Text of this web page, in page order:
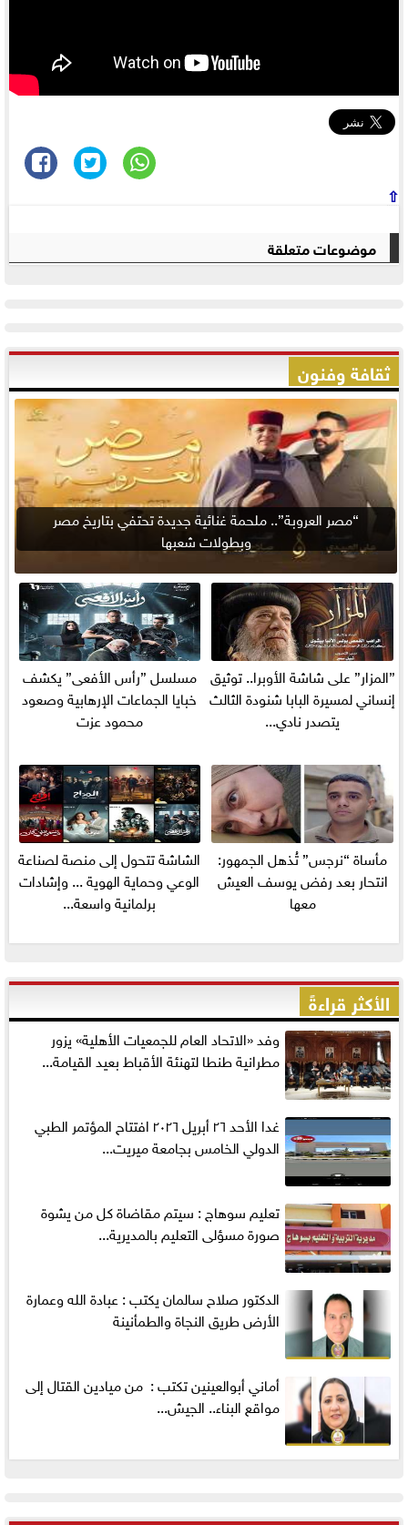
⇧
موضوعات متعلقة
ثقافة وفنون
“مصر العروبة”.. ملحمة غنائية جديدة تحتفي بتاريخ مصر
وبطولات شعبها
”المزار” على شاشة الأوبرا.. توثيق
إنساني لمسيرة البابا شنودة الثالث
يتصدر نادي...
مسلسل ”رأس الأفعى” يكشف
خبايا الجماعات الإرهابية وصعود
محمود عزت
مأساة “نرجس” تُذهل الجمهور:
انتحار بعد رفض يوسف العيش
معها
الشاشة تتحول إلى منصة لصناعة
الوعي وحماية الهوية ... وإشادات
برلمانية واسعة...
الأكثر قراءةً
وفد «الاتحاد العام للجمعيات الأهلية» يزور
مطرانية طنطا لتهنئة الأقباط بعيد القيامة...
غدا الأحد ٢٦ أبريل ٢٠٢٦ افتتاح المؤتمر الطبي
الدولي الخامس بجامعة ميريت...
تعليم سوهاج : سيتم مقاضاة كل من يشوة
صورة مسؤلى التعليم بالمديرية...
الدكتور صلاح سالمان يكتب : عبادة الله وعمارة
الأرض طريق النجاة والطمأنينة
أماني‭ ‬أبوالعينين‭ ‬تكتب‭ : ‬ من ميادين القتال إلى
مواقع البناء.. الجيش...